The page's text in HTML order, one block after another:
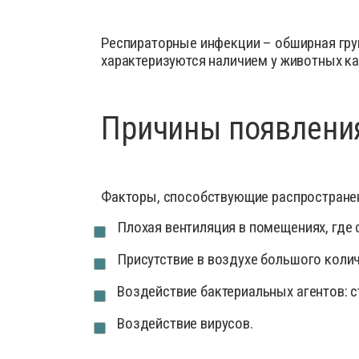
Препараты для свиней
Респираторные инфекции – обширная
характеризуются наличием у животных
Причины
Факторы, способствующие
Плохая вентиляция в помещениях, где
Присутствие в воздухе большого
Воздействие бактериальных
Воздействие вирусов.